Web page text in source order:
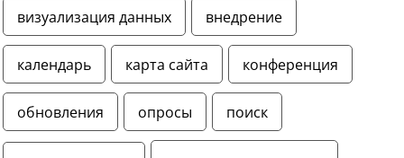
визуализация данных внедрение
календарь карта сайта конференция
обновления опросы поиск